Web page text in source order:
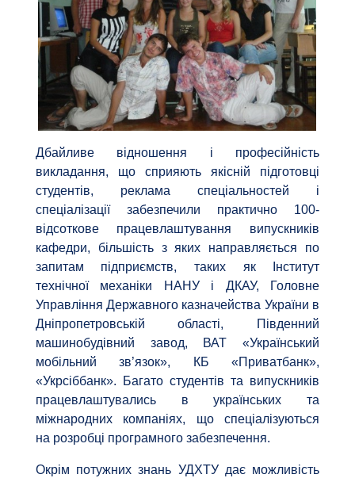
Дбайливе відношення і професійність
викладання, що сприяють якісній підготовці
студентів, реклама спеціальностей і
спеціалізації забезпечили практично 100-
відсоткове працевлаштування випускників
кафедри, більшість з яких направляється по
запитам підприємств, таких як Інститут
технічної механіки НАНУ і ДКАУ, Головне
Управління Державного казначейства України в
Дніпропетровській області, Південний
машинобудівний завод, ВАТ «Український
мобільний зв’язок», КБ «Приватбанк»,
«Укрсіббанк». Багато студентів та випускників
працевлаштувались в українських та
міжнародних компаніях, що спеціалізуються
на розробці програмного забезпечення.
Окрім потужних знань УДХТУ дає можливість